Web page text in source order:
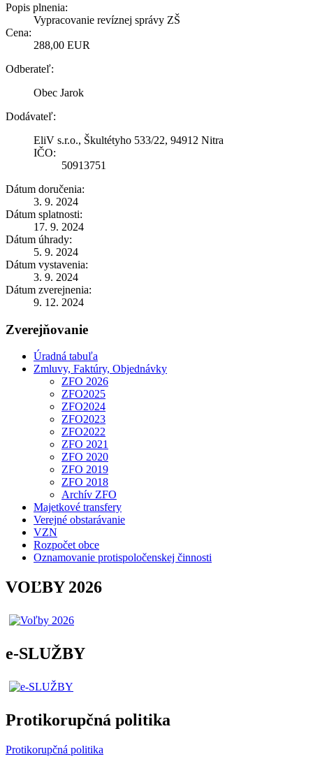
Popis plnenia:
Vypracovanie revíznej správy ZŠ
Cena:
288,00 EUR
Odberateľ:
Obec Jarok
Dodávateľ:
EliV s.r.o., Škultétyho 533/22, 94912 Nitra
IČO:
50913751
Dátum doručenia:
3. 9. 2024
Dátum splatnosti:
17. 9. 2024
Dátum úhrady:
5. 9. 2024
Dátum vystavenia:
3. 9. 2024
Dátum zverejnenia:
9. 12. 2024
Zverejňovanie
Úradná tabuľa
Zmluvy, Faktúry, Objednávky
ZFO 2026
ZFO2025
ZFO2024
ZFO2023
ZFO2022
ZFO 2021
ZFO 2020
ZFO 2019
ZFO 2018
Archív ZFO
Majetkové transfery
Verejné obstarávanie
VZN
Rozpočet obce
Oznamovanie protispoločenskej činnosti
VOĽBY 2026
e-SLUŽBY
Protikorupčná politika
Protikorupčná politika